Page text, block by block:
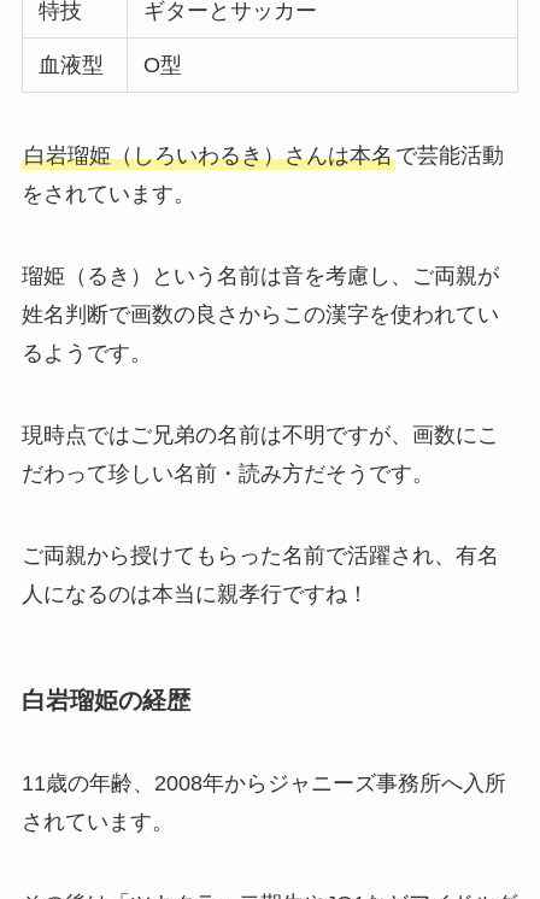
特技 ギターとサッカー
血液型 O型
白岩瑠姫（しろいわるき）さんは本名で芸能活動
をされています。
瑠姫（るき）という名前は音を考慮し、ご両親が
姓名判断で画数の良さからこの漢字を使われてい
るようです。
現時点ではご兄弟の名前は不明ですが、画数にこ
だわって珍しい名前・読み方だそうです。
ご両親から授けてもらった名前で活躍され、有名
人になるのは本当に親孝行ですね！
白岩瑠姫の経歴
11歳の年齢、2008年からジャニーズ事務所へ入所
されています。